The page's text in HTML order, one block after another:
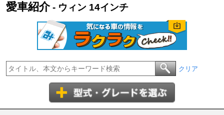
愛車紹介- ウィン 14インチ
クリア